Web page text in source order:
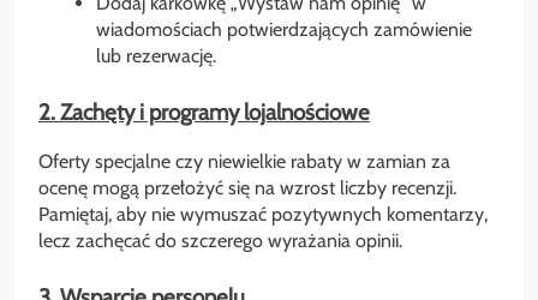
wiadomościach potwierdzających zamówienie
lub rezerwację.
2. Zachęty i programy lojalnościowe
Oferty specjalne czy niewielkie rabaty w zamian za
ocenę mogą przełożyć się na wzrost liczby recenzji.
Pamiętaj, aby nie wymuszać pozytywnych komentarzy,
lecz zachęcać do szczerego wyrażania opinii.